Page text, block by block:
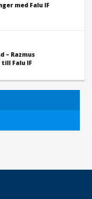
med Falu IF
– Razmus
Falu IF